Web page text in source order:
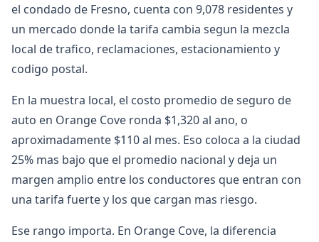
el condado de Fresno, cuenta con 9,078 residentes y
un mercado donde la tarifa cambia segun la mezcla
local de trafico, reclamaciones, estacionamiento y
codigo postal.
En la muestra local, el costo promedio de seguro de
auto en Orange Cove ronda $1,320 al ano, o
aproximadamente $110 al mes. Eso coloca a la ciudad
25% mas bajo que el promedio nacional y deja un
margen amplio entre los conductores que entran con
una tarifa fuerte y los que cargan mas riesgo.
Ese rango importa. En Orange Cove, la diferencia